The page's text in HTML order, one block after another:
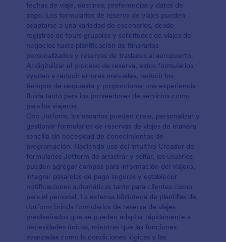
fechas de viaje, destinos, preferencias y datos de
pago. Los formularios de reserva de viajes pueden
adaptarse a una variedad de escenarios, desde
registros de tours grupales y solicitudes de viajes de
negocios hasta planificación de itinerarios
personalizados y reservas de traslados al aeropuerto.
Al digitalizar el proceso de reserva, estos formularios
ayudan a reducir errores manuales, reducir los
tiempos de respuesta y proporcionar una experiencia
fluida tanto para los proveedores de servicios como
para los viajeros.
Con Jotform, los usuarios pueden crear, personalizar y
gestionar formularios de reservas de viajes de manera
sencilla sin necesidad de conocimientos de
programación. Haciendo uso del intuitivo Creador de
formularios Jotform de arrastrar y soltar, los usuarios
pueden agregar campos para información del viajero,
integrar pasarelas de pago seguras y establecer
notificaciones automáticas tanto para clientes como
para el personal. La extensa biblioteca de plantillas de
Jotform brinda formularios de reserva de viajes
prediseñados que se pueden adaptar rápidamente a
necesidades únicas, mientras que las funciones
avanzadas como la condiciones lógicas y las